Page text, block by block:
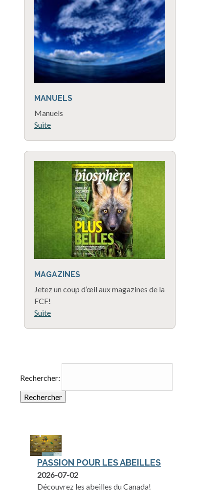
MANUELS
Manuels
Suite
MAGAZINES
Jetez un coup d’œil aux magazines de la
FCF!
Suite
Rechercher:
PASSION POUR LES ABEILLES
2026-07-02
Découvrez les abeilles du Canada!